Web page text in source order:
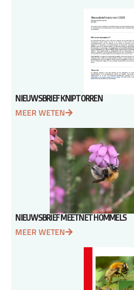
NIEUWSBRIEF KNIPTORREN
MEER WETEN
NIEUWSBRIEF MEETNET HOMMELS
MEER WETEN